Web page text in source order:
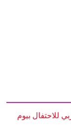
للاحتفال بيوم